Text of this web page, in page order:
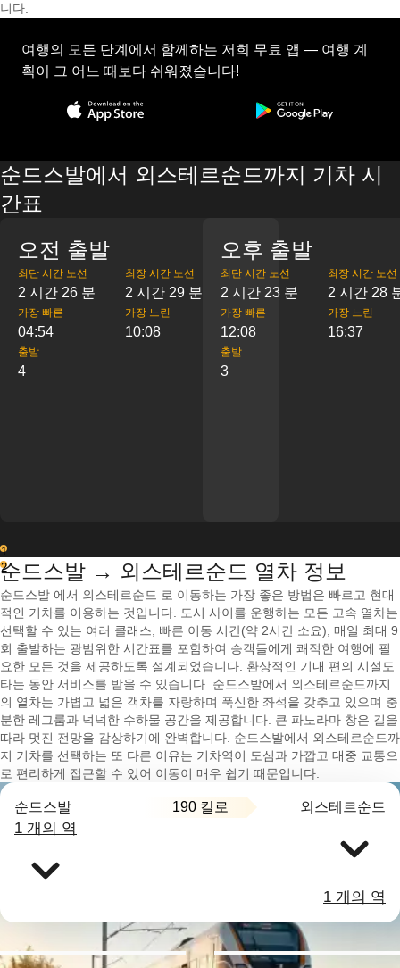
니다.
여행의 모든 단계에서 함께하는 저희 무료 앱 — 여행 계
획이 그 어느 때보다 쉬워졌습니다!
순드스발에서 외스테르순드까지 기차 시
간표
오전 출발
최단 시간 노선
2 시간 26 분
최장 시간 노선
2 시간 29 분
가장 빠른
04:54
가장 느린
10:08
출발
4
오후 출발
최단 시간 노선
2 시간 23 분
최장 시간 노선
2 시간 28
가장 빠른
12:08
가장 느린
16:37
출발
3
1
2
순드스발 → 외스테르순드 열차 정보
순드스발 에서 외스테르순드 로 이동하는 가장 좋은 방법은 빠르고 현대
적인 기차를 이용하는 것입니다. 도시 사이를 운행하는 모든 고속 열차는
선택할 수 있는 여러 클래스, 빠른 이동 시간(약 2시간 소요), 매일 최대 9
회 출발하는 광범위한 시간표를 포함하여 승객들에게 쾌적한 여행에 필
요한 모든 것을 제공하도록 설계되었습니다. 환상적인 기내 편의 시설도
타는 동안 서비스를 받을 수 있습니다. 순드스발에서 외스테르순드까지
의 열차는 가볍고 넓은 객차를 자랑하며 푹신한 좌석을 갖추고 있으며 충
분한 레그룸과 넉넉한 수하물 공간을 제공합니다. 큰 파노라마 창은 길을
따라 멋진 전망을 감상하기에 완벽합니다. 순드스발에서 외스테르순드까
지 기차를 선택하는 또 다른 이유는 기차역이 도심과 가깝고 대중 교통으
로 편리하게 접근할 수 있어 이동이 매우 쉽기 때문입니다.
순드스발 190 킬로 외스테르순드
1 개의 역
1 개의 역